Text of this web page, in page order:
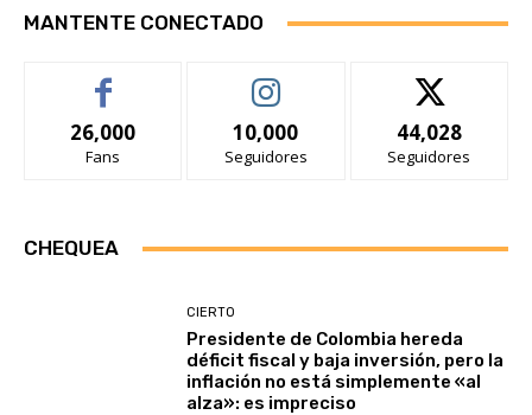
MANTENTE CONECTADO
26,000
Fans
10,000
Seguidores
44,028
Seguidores
CHEQUEA
CIERTO
Presidente de Colombia hereda
déficit fiscal y baja inversión, pero la
inflación no está simplemente «al
alza»: es impreciso